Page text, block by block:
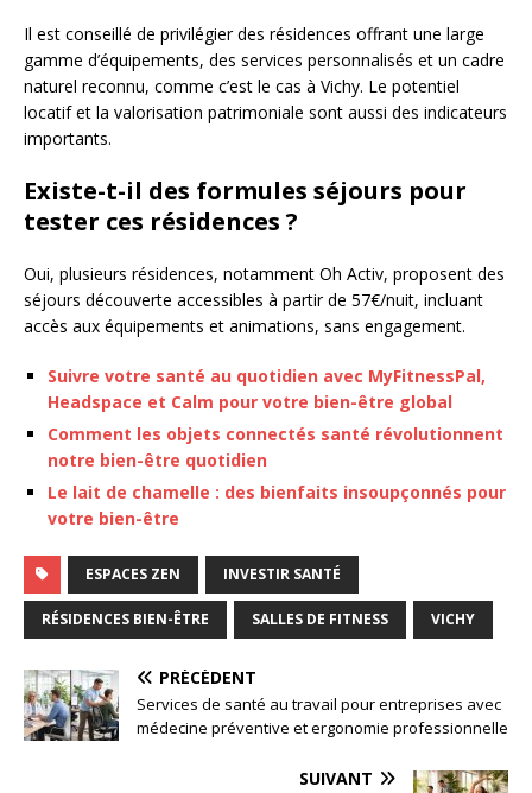
Il est conseillé de privilégier des résidences offrant une large
gamme d’équipements, des services personnalisés et un cadre
naturel reconnu, comme c’est le cas à Vichy. Le potentiel
locatif et la valorisation patrimoniale sont aussi des indicateurs
importants.
Existe-t-il des formules séjours pour
tester ces résidences ?
Oui, plusieurs résidences, notamment Oh Activ, proposent des
séjours découverte accessibles à partir de 57€/nuit, incluant
accès aux équipements et animations, sans engagement.
Suivre votre santé au quotidien avec MyFitnessPal,
Headspace et Calm pour votre bien-être global
Comment les objets connectés santé révolutionnent
notre bien-être quotidien
Le lait de chamelle : des bienfaits insoupçonnés pour
votre bien-être
ESPACES ZEN INVESTIR SANTÉ
RÉSIDENCES BIEN-ÊTRE SALLES DE FITNESS VICHY
PRÉCÉDENT
Services de santé au travail pour entreprises avec
médecine préventive et ergonomie professionnelle
SUIVANT